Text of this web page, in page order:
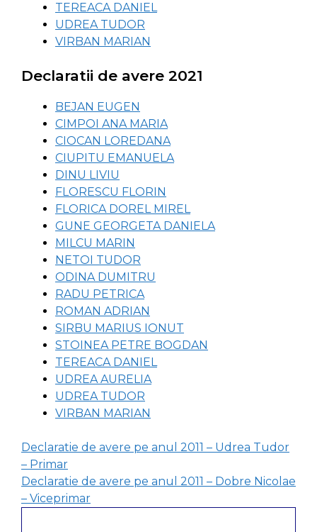
TEREACA DANIEL
UDREA TUDOR
VIRBAN MARIAN
Declaratii de avere 2021
BEJAN EUGEN
CIMPOI ANA MARIA
CIOCAN LOREDANA
CIUPITU EMANUELA
DINU LIVIU
FLORESCU FLORIN
FLORICA DOREL MIREL
GUNE GEORGETA DANIELA
MILCU MARIN
NETOI TUDOR
ODINA DUMITRU
RADU PETRICA
ROMAN ADRIAN
SIRBU MARIUS IONUT
STOINEA PETRE BOGDAN
TEREACA DANIEL
UDREA AURELIA
UDREA TUDOR
VIRBAN MARIAN
Declaratie de avere pe anul 2011 – Udrea Tudor
– Primar
Declaratie de avere pe anul 2011 – Dobre Nicolae
– Viceprimar